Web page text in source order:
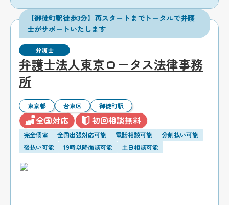
【御徒町駅徒歩3分】再スタートまでトータルで弁護
士がサポートいたします
弁護士
弁護士法人東京ロータス法律事務
所
東京都 台東区 御徒町駅
全国対応 初回相談無料
完全個室 全国出張対応可能 電話相談可能
分割払い可能
後払い可能
19時以降面談可能 土日相談可能